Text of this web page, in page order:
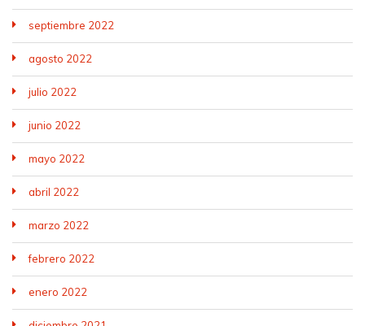
septiembre 2022
agosto 2022
julio 2022
junio 2022
mayo 2022
abril 2022
marzo 2022
febrero 2022
enero 2022